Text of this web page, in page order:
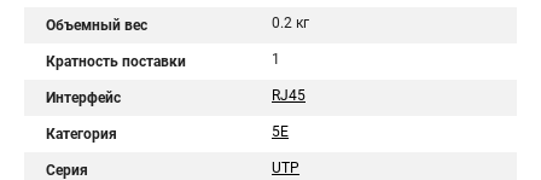
Объемный вес 0.2 кг
Кратность поставки 1
Интерфейс RJ45
Категория 5E
Серия UTP